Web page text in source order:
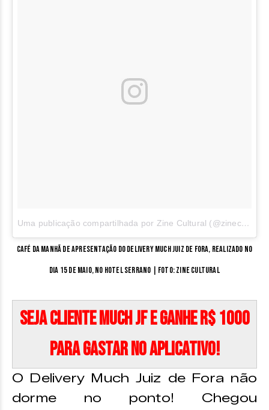
Uma publicação compartilhada por Zine Cultural (@zinecultural)
Café da Manhã de apresentação do Delivery Much Juiz de Fora, realizado no
dia 15 de maio, no Hotel Serrano | Foto: Zine Cultural
Seja Cliente Much JF e ganhe R$ 1000
para gastar no aplicativo!
O Delivery Much Juiz de Fora não
dorme no ponto! Chegou